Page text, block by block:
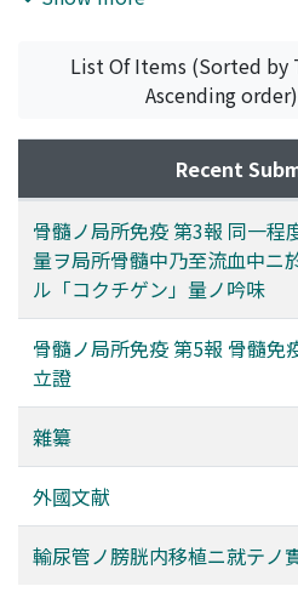
List Of Items (Sorted by
Ascending
Recent
骨髓ノ局所免疫 第3報 同一程
量ヲ局所骨髓中乃至流血中ニ
ル「コクチゲン」量ノ吟味
骨髓ノ局所免疫 第5報 骨髓免
立證
雜纂
外國文献
輸尿管ノ膀胱内移植ニ就テノ